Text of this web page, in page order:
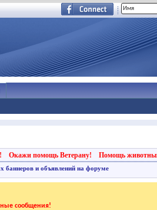
Окажи помощь Ветерану! Помощь
баннеров и объявлений на форуме
сообщения!